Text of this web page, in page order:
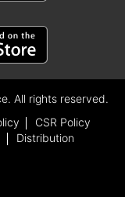
वर्ल्ड रिकॉर्ड,
विराट कोहली,
All rights reserved.
CSR Policy
Distribution